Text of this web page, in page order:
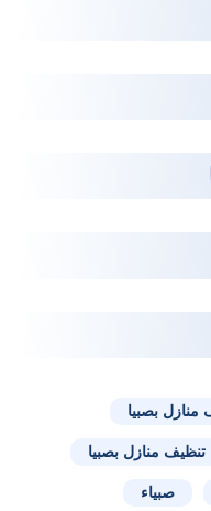
بصبيا
تنظيف منازل بصبيا
صبياء